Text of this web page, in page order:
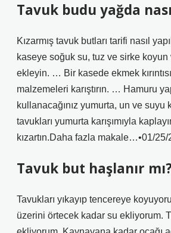
Tavuk budu yağda
Kızarmış tavuk butları tarifi nasıl
kaseye soğuk su, tuz ve sirke koyun
ekleyin. … Bir kasede ekmek
malzemeleri karıştırın. … Hamuru
kullanacağınız yumurta, un ve suyu
tavukları yumurta karışımıyla
kızartın.Daha fazla makale…•01/25/
Tavuk but haşlanır
Tavukları yıkayıp tencereye
üzerini örtecek kadar su ekliyorum.